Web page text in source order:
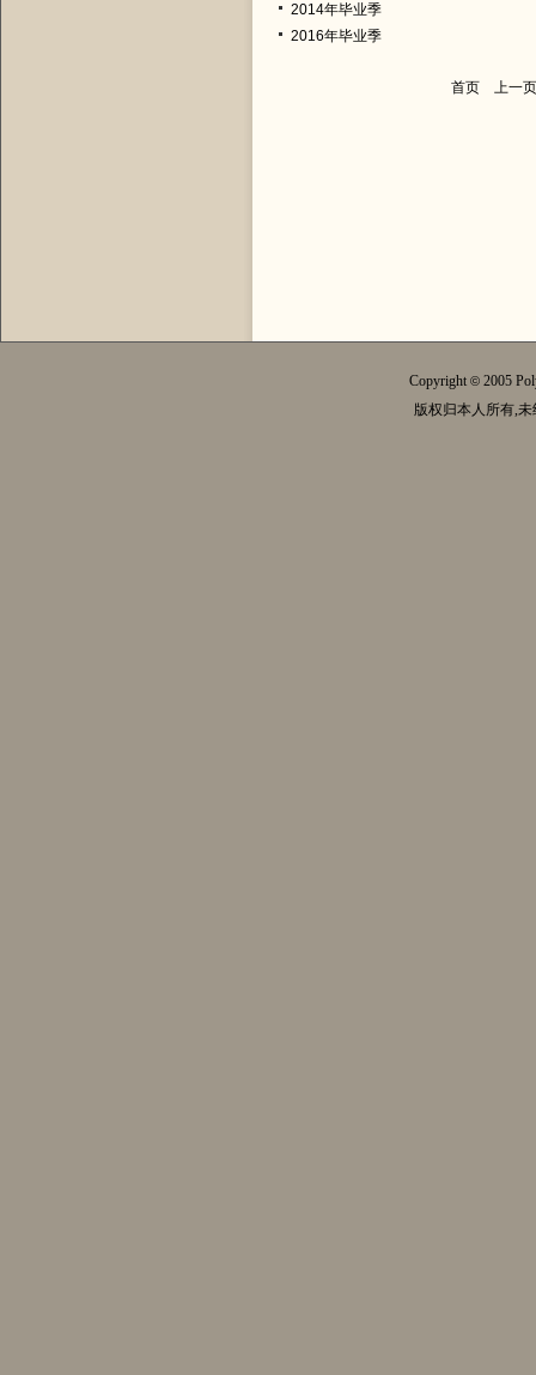
2014年毕业季
2016年毕业季
首页 上一
Copyright© 2005
版权归本人所有,